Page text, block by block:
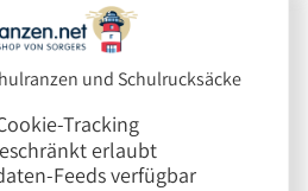
und Schulrucksäcke
Tracking
erlaubt
Feeds verfügbar